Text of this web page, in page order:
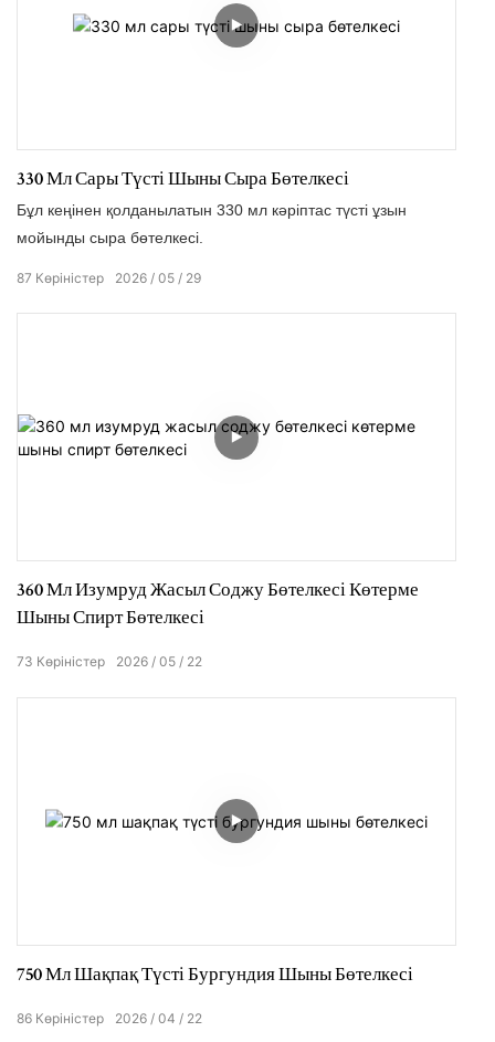
330 Мл Сары Түсті Шыны Сыра Бөтелкесі
Бұл кеңінен қолданылатын 330 мл кәріптас түсті ұзын
мойынды сыра бөтелкесі.
2026 05 29
87 Көріністер
360 Мл Изумруд Жасыл Соджу Бөтелкесі Көтерме
Шыны Спирт Бөтелкесі
2026 05 22
73 Көріністер
750 Мл Шақпақ Түсті Бургундия Шыны Бөтелкесі
2026 04 22
86 Көріністер